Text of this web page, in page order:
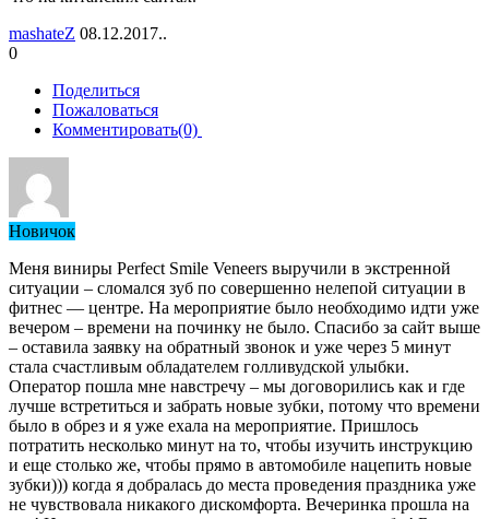
mashateZ 08.12.2017..
0
Поделиться
Пожаловаться
Комментировать(0)
Новичок
Меня виниры Perfect Smile Veneers выручили в экстренной
ситуации – сломался зуб по совершенно нелепой ситуации в
фитнес — центре. На мероприятие было необходимо идти уже
вечером – времени на починку не было. Спасибо за сайт выше
– оставила заявку на обратный звонок и уже через 5 минут
стала счастливым обладателем голливудской улыбки.
Оператор пошла мне навстречу – мы договорились как и где
лучше встретиться и забрать новые зубки, потому что времени
было в обрез и я уже ехала на мероприятие. Пришлось
потратить несколько минут на то, чтобы изучить инструкцию
и еще столько же, чтобы прямо в автомобиле нацепить новые
зубки))) когда я добралась до места проведения праздника уже
не чувствовала никакого дискомфорта. Вечеринка прошла на